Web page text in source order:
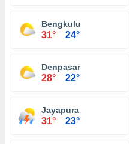
Bengkulu
31° 24°
Denpasar
28° 22°
Jayapura
31° 23°